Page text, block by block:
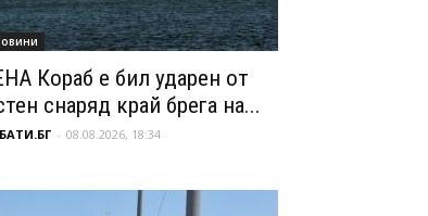
Кораб е бил ударен от
снаряд край брега на...
- 08.08.2026, 18:34